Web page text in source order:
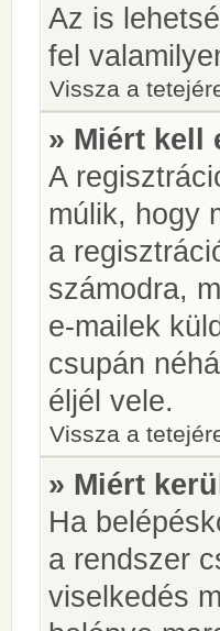
Az is
fel
Vissza a
» Miért kell
A
múlik, hogy
a
számodra,
e-mailek
csupán
éljél vele.
Vissza a
» Miért
Ha
a rendszer
viselkedés